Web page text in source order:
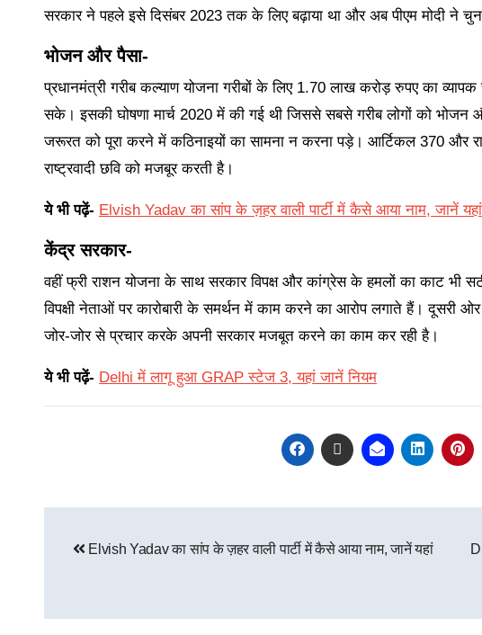
सरकार ने पहले इसे दिसंबर 2023 तक के लिए बढ़ाया था और अब पीएम मोदी ने
भोजन और पैसा-
प्रधानमंत्री गरीब कल्याण योजना गरीबों के लिए 1.70 लाख करोड़ रुपए का
सके। इसकी घोषणा मार्च 2020 में की गई थी जिससे सबसे गरीब लोगों को
जरूरत को पूरा करने में कठिनाइयों का सामना न करना पड़े। आर्टिकल 370 और
राष्ट्रवादी छवि को मजबूर करती है।
ये भी पढ़ें- Elvish Yadav का सांप के ज़हर वाली पार्टी में कैसे आया नाम, जानें यहां
केंद्र सरकार-
वहीं फ्री राशन योजना के साथ सरकार विपक्ष और कांग्रेस के हमलों का काट भी
विपक्षी नेताओं पर कारोबारी के समर्थन में काम करने का आरोप लगाते हैं। दूसरी
जोर-जोर से प्रचार करके अपनी सरकार मजबूत करने का काम कर रही है।
ये भी पढ़ें- Delhi में लागू हुआ GRAP स्टेज 3, यहां जानें नियम
Elvish Yadav का सांप के ज़हर वाली पार्टी में कैसे आया नाम, जानें यहां